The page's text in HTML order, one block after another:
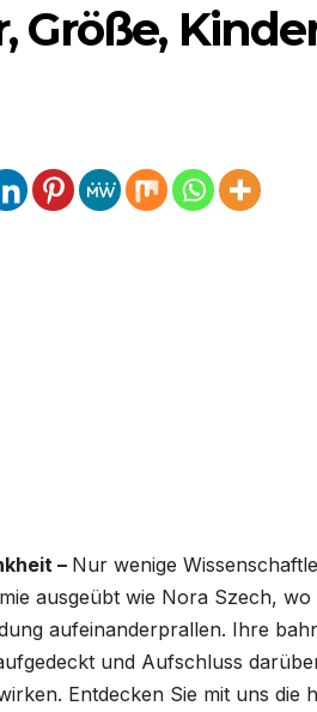
Größe,
– Nur wenige
ausgeübt wie Nora Szech,
aufeinanderprallen. Ihre
und Aufschluss
Entdecken Sie mit uns